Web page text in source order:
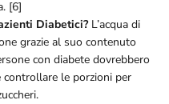
[6]
Diabetici?L’acqua di
grazie al suo contenuto
con diabete dovrebbero
controllare le porzioni per